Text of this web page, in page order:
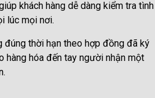
khách hàng dễ dàng kiểm tra tình
lúc mọi nơi.
đúng thời hạn theo hợp đồng đã ký
hàng hóa đến tay người nhận một